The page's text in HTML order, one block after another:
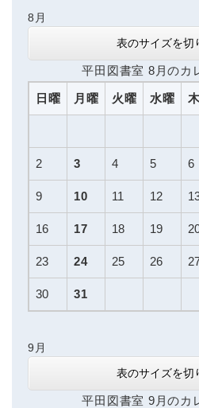
8月
表のサイズを切
平田図書室 8月のカ
日曜 月曜 火曜 水曜
2 3 4 5 6
9 10 11 12
16 17 18 19
23 24 25 26
30 31
9月
表のサイズを切
平田図書室 9月のカ